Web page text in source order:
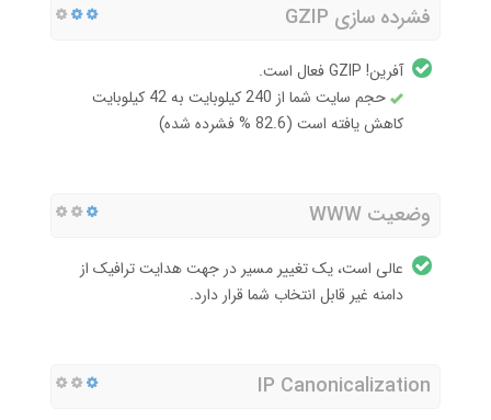
فشرده سازی GZIP
آفرین! GZIP فعال است.
حجم سایت شما از 240 کیلوبایت به 42 کیلوبایت
کاهش یافته است (82.6 % فشرده شده)
وضعیت WWW
عالی است، یک تغییر مسیر در جهت هدایت ترافیک از
دامنه غیر قابل انتخاب شما قرار دارد.
IP Canonicalization